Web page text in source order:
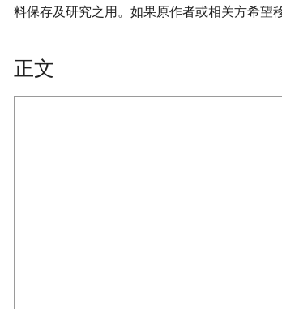
料保存及研究之用。如果原作者或相关方希望
正文